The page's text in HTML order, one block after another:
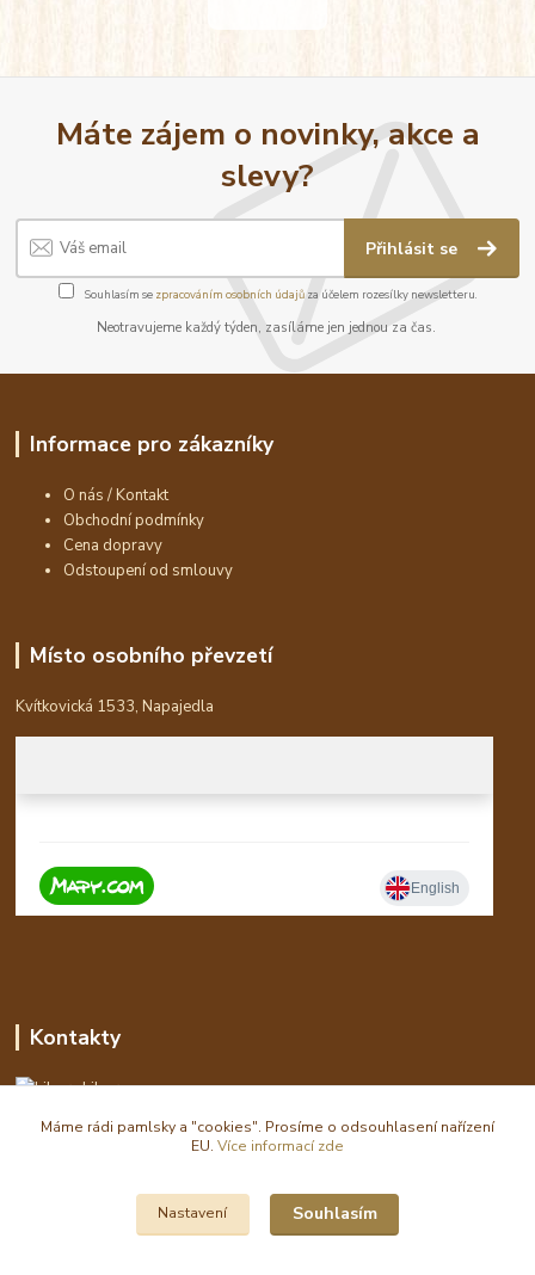
Máte zájem o novinky, akce a
slevy?
Přihlásit se
Souhlasím se zpracováním osobních údajůza účelem rozesílky newsletteru.
Neotravujeme každý týden, zasíláme jen jednou za čas.
Informace pro zákazníky
O nás / Kontakt
Obchodní podmínky
Cena dopravy
Odstoupení od smlouvy
Místo osobního převzetí
Kvítkovická 1533, Napajedla
Kontakty
Libor
eshop(zavináč)waldi.cz
Máme rádi pamlsky a "cookies". Prosíme o odsouhlasení nařízení
EU. Více informací zde
Nastavení Souhlasím